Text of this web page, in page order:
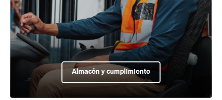
Almacén y cumplimiento